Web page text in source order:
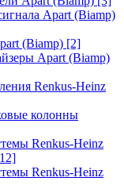
Apart (Biamp)
(Biamp) [2]
Apart (Biamp)
Renkus-Heinz
колонны
Renkus-Heinz
Renkus-Heinz